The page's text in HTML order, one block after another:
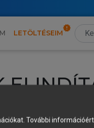
LETÖLTÉSEIM
azonosítóddal vagy
vagy
További